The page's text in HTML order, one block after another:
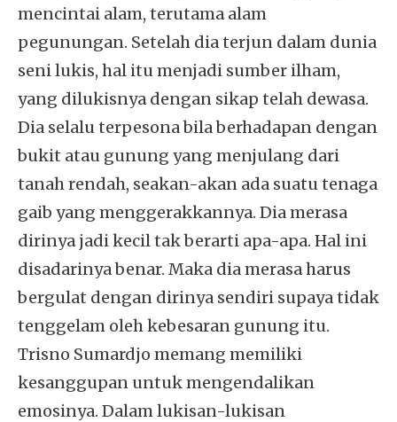
mencintai alam, terutama alam
pegunungan. Setelah dia terjun dalam dunia
seni lukis, hal itu menjadi sumber ilham,
yang dilukisnya dengan sikap telah dewasa.
Dia selalu terpesona bila berhadapan dengan
bukit atau gunung yang menjulang dari
tanah rendah, seakan-akan ada suatu tenaga
gaib yang menggerakkannya. Dia merasa
dirinya jadi kecil tak berarti apa-apa. Hal ini
disadarinya benar. Maka dia merasa harus
bergulat dengan dirinya sendiri supaya tidak
tenggelam oleh kebesaran gunung itu.
Trisno Sumardjo memang memiliki
kesanggupan untuk mengendalikan
emosinya. Dalam lukisan-lukisan